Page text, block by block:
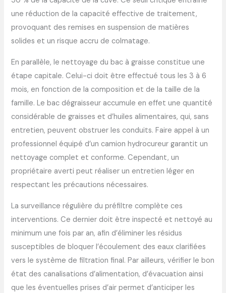
une réduction de la capacité effective de traitement,
provoquant des remises en suspension de matières
solides et un risque accru de colmatage.
En parallèle, le nettoyage du bac à graisse constitue une
étape capitale. Celui-ci doit être effectué tous les 3 à 6
mois, en fonction de la composition et de la taille de la
famille. Le bac dégraisseur accumule en effet une quantité
considérable de graisses et d’huiles alimentaires, qui, sans
entretien, peuvent obstruer les conduits. Faire appel à un
professionnel équipé d’un camion hydrocureur garantit un
nettoyage complet et conforme. Cependant, un
propriétaire averti peut réaliser un entretien léger en
respectant les précautions nécessaires.
La surveillance régulière du préfiltre complète ces
interventions. Ce dernier doit être inspecté et nettoyé au
minimum une fois par an, afin d’éliminer les résidus
susceptibles de bloquer l’écoulement des eaux clarifiées
vers le système de filtration final. Par ailleurs, vérifier le bon
état des canalisations d’alimentation, d’évacuation ainsi
que les éventuelles prises d’air permet d’anticiper les